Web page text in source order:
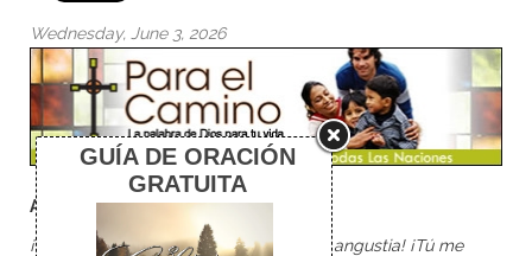
Wednesday, June 3, 2026
Alegría de vivir
¡Tú eres mi refugio! ¡Tú me libras de la angustia! ¡Tú me